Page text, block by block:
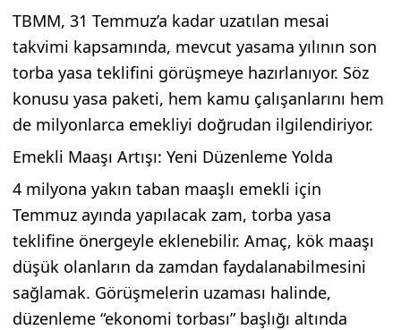
TBMM, 31 Temmuz’a kadar uzatılan mesai
takvimi kapsamında, mevcut yasama yılının son
torba yasa teklifini görüşmeye hazırlanıyor. Söz
konusu yasa paketi, hem kamu çalışanlarını hem
de milyonlarca emekliyi doğrudan ilgilendiriyor.
Emekli Maaşı Artışı: Yeni Düzenleme Yolda
4 milyona yakın taban maaşlı emekli için
Temmuz ayında yapılacak zam, torba yasa
teklifine önergeyle eklenebilir. Amaç, kök maaşı
düşük olanların da zamdan faydalanabilmesini
sağlamak. Görüşmelerin uzaması halinde,
düzenleme “ekonomi torbası” başlığı altında